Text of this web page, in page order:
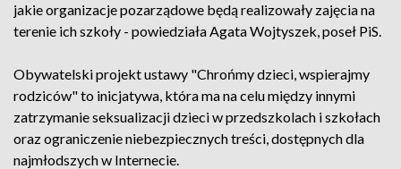
jakie organizacje pozarządowe będą realizowały zajęcia na
terenie ich szkoły - powiedziała Agata Wojtyszek, poseł PiS.
Obywatelski projekt ustawy "Chrońmy dzieci, wspierajmy
rodziców" to inicjatywa, która ma na celu między innymi
zatrzymanie seksualizacji dzieci w przedszkolach i szkołach
oraz ograniczenie niebezpiecznych treści, dostępnych dla
najmłodszych w Internecie.